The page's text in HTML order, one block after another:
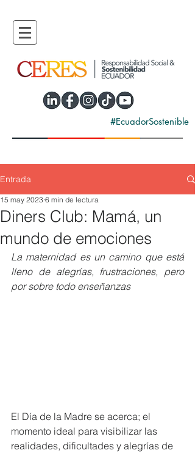
#EcuadorSostenible
Entrada
Diners Club: Mamá, un
mundo de emociones
15 may 2023 6 min de lectura
La maternidad es un camino que está
lleno de alegrías, frustraciones, pero
por sobre todo enseñanzas
El Día de la Madre se acerca; el
momento ideal para visibilizar las
realidades, dificultades y alegrías de